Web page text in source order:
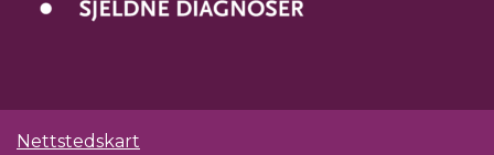
Nettstedskart